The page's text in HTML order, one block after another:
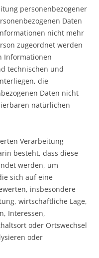
personenbezogener
Daten
nicht mehr
zugeordnet werden
Informationen
technischen und
die
Daten nicht
natürlichen
Verarbeitung
besteht, dass diese
werden, um
sich auf eine
insbesondere
wirtschaftliche Lage,
Interessen,
oder Ortswechsel
oder